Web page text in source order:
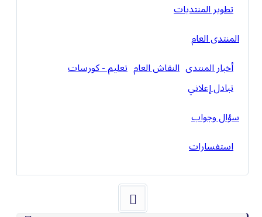
تطوير المنتديات
المنتدى العام
أخبار المنتدى النقاش العام تعليم - كورسات
تبادل إعلاني
سؤال وجواب
استفسارات